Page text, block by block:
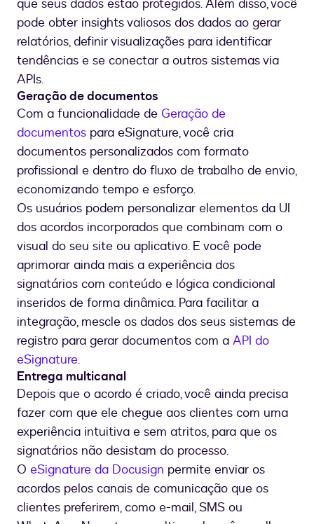
que seus dados estão protegidos. Além disso, você
pode obter insights valiosos dos dados ao gerar
relatórios, definir visualizações para identificar
tendências e se conectar a outros sistemas via
APIs.
Geração de documentos
Com a funcionalidade de Geração de
documentos para eSignature, você cria
documentos personalizados com formato
profissional e dentro do fluxo de trabalho de envio,
economizando tempo e esforço.
Os usuários podem personalizar elementos da UI
dos acordos incorporados que combinam com o
visual do seu site ou aplicativo. E você pode
aprimorar ainda mais a experiência dos
signatários com conteúdo e lógica condicional
inseridos de forma dinâmica. Para facilitar a
integração, mescle os dados dos seus sistemas de
registro para gerar documentos com a API do
eSignature.
Entrega multicanal
Depois que o acordo é criado, você ainda precisa
fazer com que ele chegue aos clientes com uma
experiência intuitiva e sem atritos, para que os
signatários não desistam do processo.
O eSignature da Docusign permite enviar os
acordos pelos canais de comunicação que os
clientes preferirem, como e-mail, SMS ou